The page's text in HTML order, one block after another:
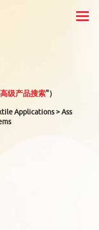
CN
高级产品搜索"）
Applications>Ass